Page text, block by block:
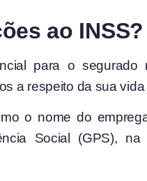
ao INSS?
para o segurado
a respeito da sua
o nome do
Social (GPS), na